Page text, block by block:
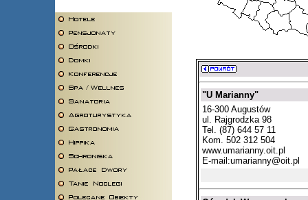
"U Marianny"
16-300 Augustów
ul. Rajgrodzka 98
Tel. (87) 644 57 11
Kom. 502 312 504
www.umarianny.oit.pl
E-mail:umarianny@oit.pl